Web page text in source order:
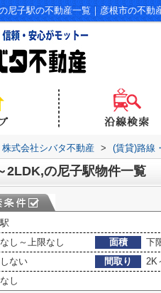
尼子駅の不動産一覧｜彦根市の不動
式会社シバタ不動産 > (賃貸)路線
2LDK,の尼子駅物件一覧
し～上限なし 面積 下
ない 間取り
2K
し